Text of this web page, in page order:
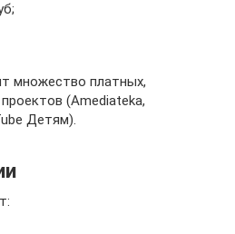
множество платных,
(Amediateka,
Детям).